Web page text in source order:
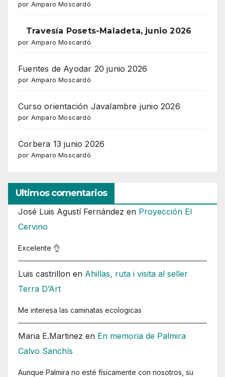
por Amparo Moscardó
Travesía Posets-Maladeta, junio 2026
por Amparo Moscardó
Fuentes de Ayodar 20 junio 2026
por Amparo Moscardó
Curso orientación Javalambre junio 2026
por Amparo Moscardó
Corbera 13 junio 2026
por Amparo Moscardó
Ultimos comentarios
José Luis Agustí Fernández en Proyección El
Cervino
Excelente 👌
Luis castrillon en Ahillas, ruta i visita al seller
Terra D’Art
Me interesa las caminatas ecologicas
Maria E.Martinez en En memoria de Palmira
Calvo Sanchís
Aunque Palmira no esté físicamente con nosotros, su